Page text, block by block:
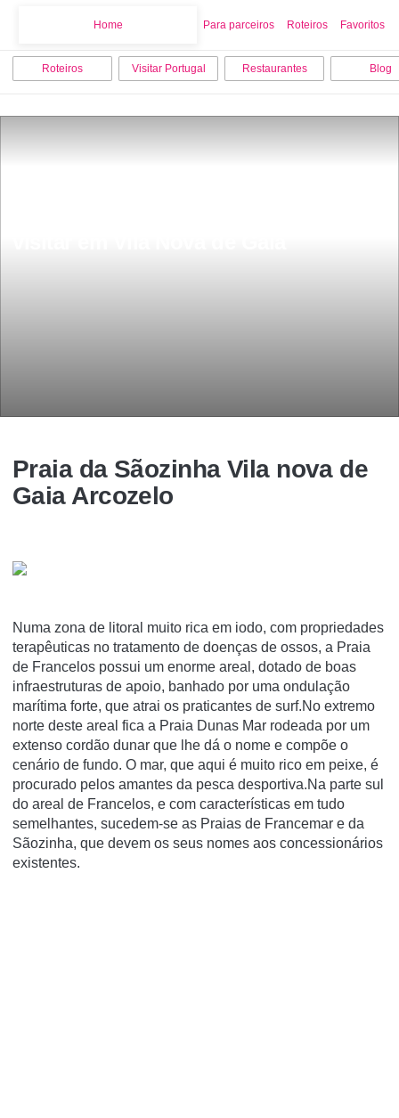
Home Para parceiros Roteiros Favoritos
Roteiros Visitar Portugal Restaurantes Blog
Praia da Sãozinha Vila nova de
Gaia Arcozelo
Numa zona de litoral muito rica em iodo, com propriedades
terapêuticas no tratamento de doenças de ossos, a Praia
de Francelos possui um enorme areal, dotado de boas
infraestruturas de apoio, banhado por uma ondulação
marítima forte, que atrai os praticantes de surf.No extremo
norte deste areal fica a Praia Dunas Mar rodeada por um
extenso cordão dunar que lhe dá o nome e compõe o
cenário de fundo. O mar, que aqui é muito rico em peixe, é
procurado pelos amantes da pesca desportiva.Na parte sul
do areal de Francelos, e com características em tudo
semelhantes, sucedem-se as Praias de Francemar e da
Sãozinha, que devem os seus nomes aos concessionários
existentes.